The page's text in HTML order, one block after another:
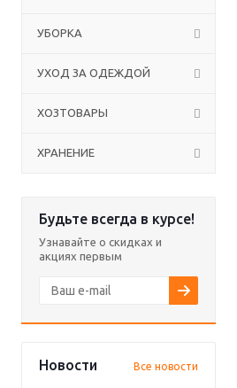
УБОРКА
УХОД ЗА ОДЕЖДОЙ
ХОЗТОВАРЫ
ХРАНЕНИЕ
Будьте всегда в курсе!
Узнавайте о скидках и
акциях первым
Новости Все новости